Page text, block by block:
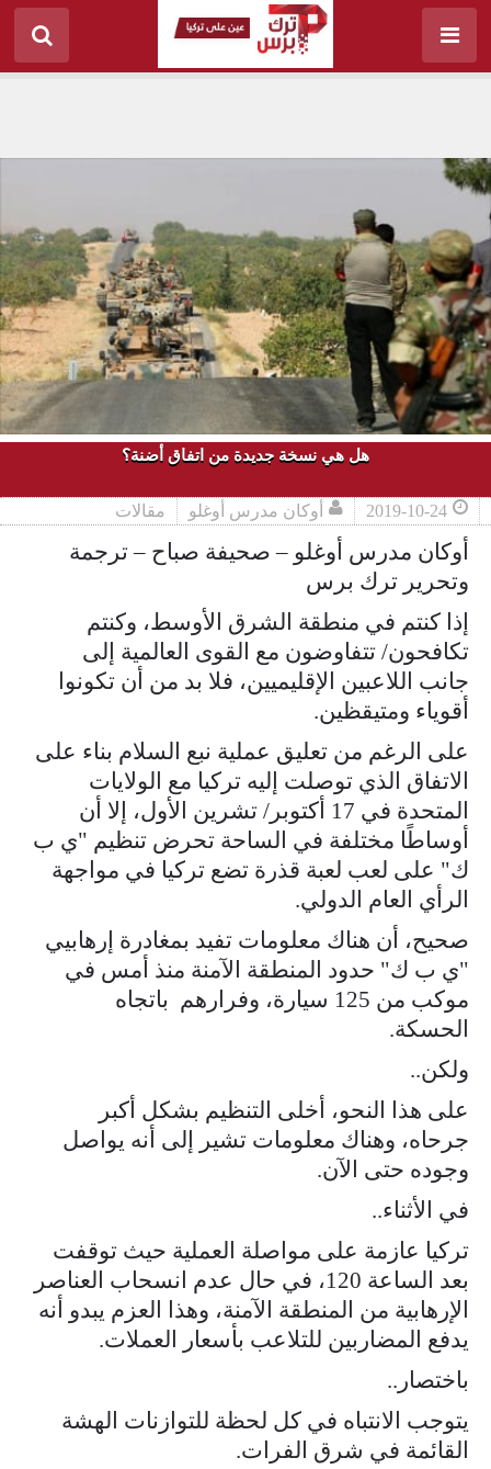
هل هي نسخة جديدة من اتفاق أضنة؟
2019-10-24 أوكان مدرس أوغلو مقالات
أوكان مدرس أوغلو – صحيفة صباح – ترجمة
وتحرير ترك برس
إذا كنتم في منطقة الشرق الأوسط، وكنتم
تكافحون/ تتفاوضون مع القوى العالمية إلى
جانب اللاعبين الإقليميين، فلا بد من أن تكونوا
أقوياء ومتيقظين.
على الرغم من تعليق عملية نبع السلام بناء على
الاتفاق الذي توصلت إليه تركيا مع الولايات
المتحدة في 17 أكتوبر/ تشرين الأول، إلا أن
أوساطًا مختلفة في الساحة تحرض تنظيم "ي ب
ك" على لعب لعبة قذرة تضع تركيا في مواجهة
الرأي العام الدولي.
صحيح، أن هناك معلومات تفيد بمغادرة إرهابيي
"ي ب ك" حدود المنطقة الآمنة منذ أمس في
موكب من 125 سيارة، وفرارهم باتجاه
الحسكة.
ولكن..
على هذا النحو، أخلى التنظيم بشكل أكبر
جرحاه، وهناك معلومات تشير إلى أنه يواصل
وجوده حتى الآن.
في الأثناء..
تركيا عازمة على مواصلة العملية حيث توقفت
بعد الساعة 120، في حال عدم انسحاب العناصر
الإرهابية من المنطقة الآمنة، وهذا العزم يبدو أنه
يدفع المضاربين للتلاعب بأسعار العملات.
باختصار..
يتوجب الانتباه في كل لحظة للتوازنات الهشة
القائمة في شرق الفرات.